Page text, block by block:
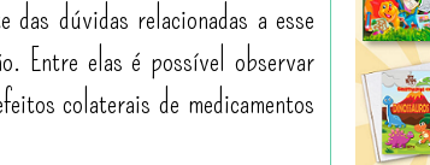
dúvidas relacionadas a esse
Entre elas é possível observar
colaterais de medicamentos